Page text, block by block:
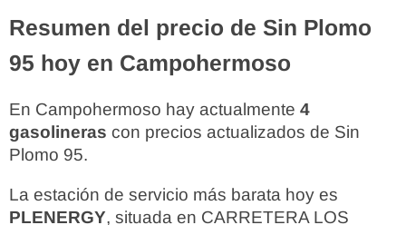
Resumen del precio de Sin Plomo
95 hoy en Campohermoso
En Campohermoso hay actualmente 4
gasolineras con precios actualizados de Sin
Plomo 95.
La estación de servicio más barata hoy es
PLENERGY, situada en CARRETERA LOS